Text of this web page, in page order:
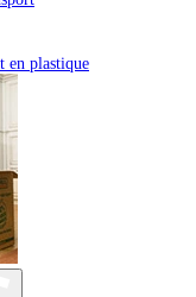
en plastique